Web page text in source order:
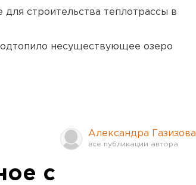
строительства теплотрассы в
несуществующее озеро
Александра Газизова
с